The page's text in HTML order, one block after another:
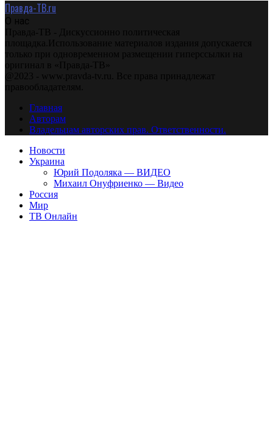
Правда-ТВ.ru
О нас
Правда-ТВ - Дискуссионно политическая
площадка.Использование материалов издания допускается
только при одновременном размещении гиперссылки на
оригинал в «Правда-ТВ»
@2023 - www.pravda-tv.ru. Все права принадлежат
правообладателям.
Главная
Авторам
Владельцам авторских прав. Ответственности.
Новости
Украина
Юрий Подоляка — ВИДЕО
Михаил Онуфриенко — Видео
Россия
Мир
ТВ Онлайн